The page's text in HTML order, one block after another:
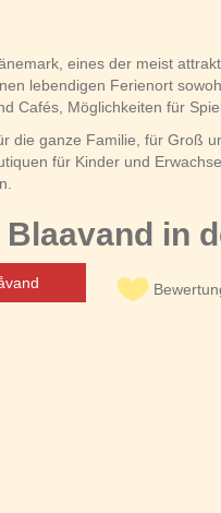
eines der meist
lebendigen Ferienort
Cafés, Möglichkeiten für
die ganze Familie, für Groß
für Kinder und
in